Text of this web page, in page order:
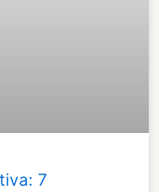
7